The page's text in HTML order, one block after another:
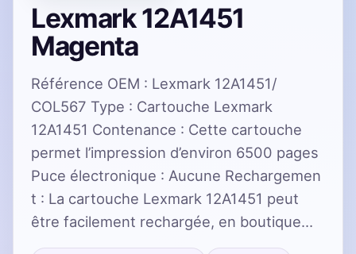
Lexmark 12A1451
Magenta
Référence OEM : Lexmark 12A1451/
COL567 Type : Cartouche Lexmark
12A1451 Contenance : Cette cartouche
permet l’impression d’environ 6500 pages
Puce électronique : Aucune Rechargemen
t : La cartouche Lexmark 12A1451 peut
être facilement rechargée, en boutique…